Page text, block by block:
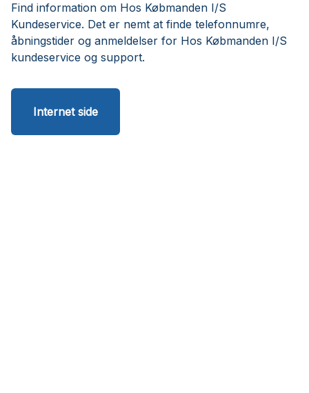
Find information om Hos Købmanden I/S
Kundeservice. Det er nemt at finde telefonnumre,
åbningstider og anmeldelser for Hos Købmanden I/S
kundeservice og support.
Internet side